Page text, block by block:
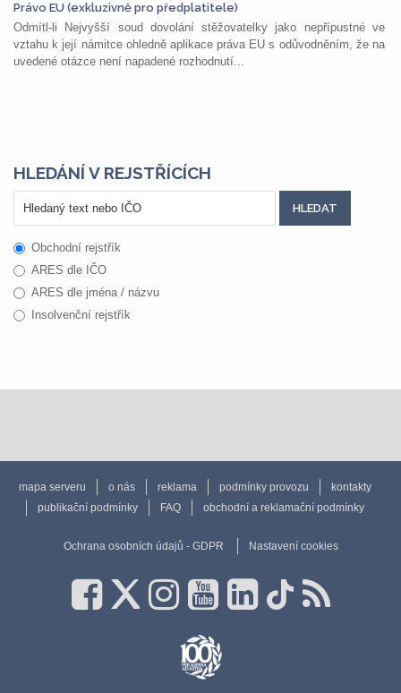
Právo EU (exkluzivně pro předplatitele)
Odmítl-li Nejvyšší soud dovolání stěžovatelky jako nepřípustné ve
vztahu k její námitce ohledně aplikace práva EU s odůvodněním, že na
uvedené otázce není napadené rozhodnutí...
HLEDÁNÍ V REJSTŘÍCÍCH
Obchodní rejstřík
ARES dle IČO
ARES dle jména / názvu
Insolvenční rejstřík
mapa serveru o nás reklama podmínky provozu
kontakty
publikační podmínky
FAQ obchodní a reklamační podmínky
Ochrana osobních údajů - GDPR Nastavení cookies